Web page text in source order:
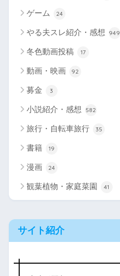
ゲーム 24
やる夫スレ紹介・感想 949
冬色動画投稿 17
動画・映画 92
募金 3
小説紹介・感想 582
旅行・自転車旅行 35
書籍 19
漫画 24
観葉植物・家庭菜園 41
サイト紹介